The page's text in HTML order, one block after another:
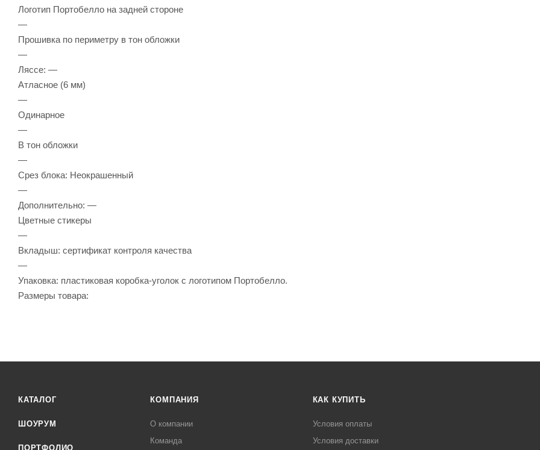
Логотип Портобелло на задней стороне
—
Прошивка по периметру в тон обложки
—
Ляссе: —
Атласное (6 мм)
—
Одинарное
—
В тон обложки
—
Срез блока: Неокрашенный
—
Дополнительно: —
Цветные стикеры
—
Вкладыш: сертификат контроля качества
—
Упаковка: пластиковая коробка-уголок с логотипом Портобелло.
Размеры товара:
КАТАЛОГ
ШОУРУМ
ПОРТФОЛИО
КОМПАНИЯ
О компании
Команда
КАК КУПИТЬ
Условия оплаты
Условия доставки